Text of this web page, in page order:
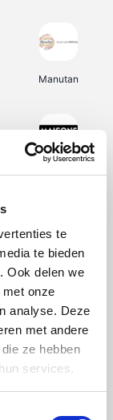
te
te bieden
Ook delen we
onze
analyse. Deze
met andere
ze hebben
services.
Manutan
Bolt Energie